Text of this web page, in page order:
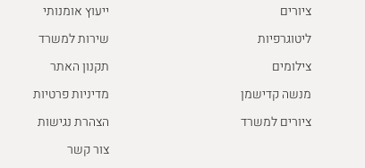
ציורים
ליטוגרפיות
צילומים
מנשה קדישמן
ציורים למשרד
ייעוץ אומנותי
שירות למשרד
תקנון האתר
מדיניות פרטיות
הצהרת נגישות
צור קשר